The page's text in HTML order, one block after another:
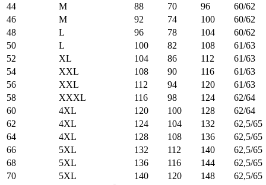
44
M 88 70 96
60/62
46
M 92 74 100
60/62
48
L 96 78 104
60/62
50
L 100 82 108
61/63
52
XL 104 86 112
61/63
54
XXL 108 90 116
61/63
56
XXL 112 94 120
61/63
58
XXXL 116 98 124
62/64
60
4XL 120 100 128
62/64
62
4XL 124 104 132
62,5/65
64
4XL 128 108 136
62,5/65
66
5XL 132 112 140
62,5/65
68
5XL 136 116 144
62,5/65
70
5XL 140 120 148 62,5/65